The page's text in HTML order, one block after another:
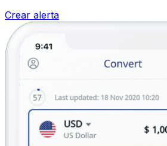
Crear alerta